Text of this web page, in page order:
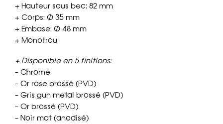
+ Hauteur sous bec: 82 mm
+ Corps: Ø 35 mm
+ Embase: Ø 48 mm
+ Monotrou
+ Disponible en 5 finitions:
– Chrome
– Or rose brossé (PVD)
– Gris gun metal brossé (PVD)
– Or brossé (PVD)
– Noir mat (anodisé)